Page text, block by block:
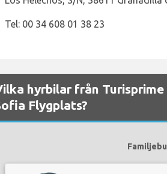
Tel: 00 34 608 01 38 23
hyrbilar från
Flygplats?